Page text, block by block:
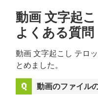
動画 文字起
よくある質問
動画 文字起こし テロ
とめました。
動画のファイル